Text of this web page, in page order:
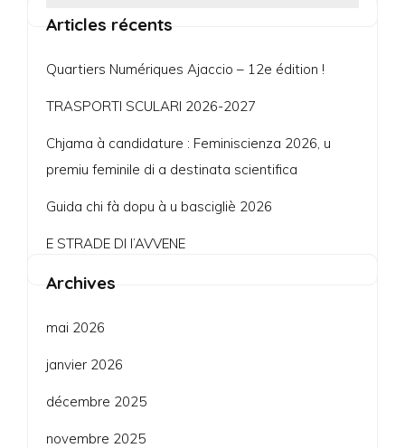
Articles récents
Quartiers Numériques Ajaccio – 12e édition !
TRASPORTI SCULARI 2026-2027
Chjama à candidature : Feminiscienza 2026, u
premiu feminile di a destinata scientifica
Guida chi fà dopu à u bascigliè 2026
E STRADE DI l’AVVENE
Archives
mai 2026
janvier 2026
décembre 2025
novembre 2025